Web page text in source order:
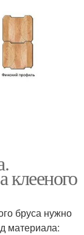
клееного
бруса нужно
материала: